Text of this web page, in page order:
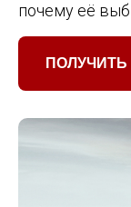
почему её